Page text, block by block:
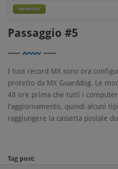
Passaggio #5
I tuoi record MX sono ora
protetto da MX Guarddog. Le
48 ore prima che tutti i
l'aggiornamento, quindi alcuni
raggiungere la cassetta postale
Tag post: